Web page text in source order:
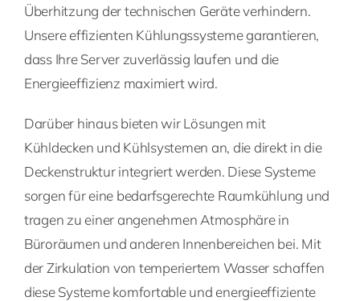
Überhitzung der technischen Geräte verhindern.
Unsere effizienten Kühlungssysteme garantieren,
dass Ihre Server zuverlässig laufen und die
Energieeffizienz maximiert wird.
Darüber hinaus bieten wir Lösungen mit
Kühldecken und Kühlsystemen an, die direkt in die
Deckenstruktur integriert werden. Diese Systeme
sorgen für eine bedarfsgerechte Raumkühlung und
tragen zu einer angenehmen Atmosphäre in
Büroräumen und anderen Innenbereichen bei. Mit
der Zirkulation von temperiertem Wasser schaffen
diese Systeme komfortable und energieeffiziente